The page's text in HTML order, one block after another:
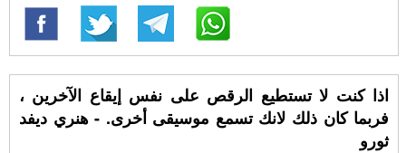
اذا كنت لا تستطيع الرقص على نفس إيقاع الآخرين ،
فربما كان ذلك لانك تسمع موسيقى أخرى. - هنري ديفد
ثورو